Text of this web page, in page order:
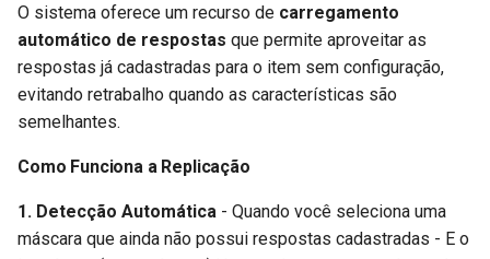
O sistema oferece um recurso de carregamento
automático de respostas que permite aproveitar as
respostas já cadastradas para o item sem configuração,
evitando retrabalho quando as características são
semelhantes.
Como Funciona a Replicação
1. Detecção Automática - Quando você seleciona uma
máscara que ainda não possui respostas cadastradas - E o